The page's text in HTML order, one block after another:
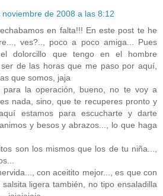
noviembre de 2008 a las 8:12
en falta!!! En este post te he
ves?.., poco a poco amiga... Pues
dolorcillo que tengo en el hombre
de las horas que me paso por aquí,
que somos, jaja
para la operación, bueno, no te voy a
nada, sino, que te recuperes pronto y
estamos para escucharte y darte
y besos y abrazos..., lo que haga
son los mismos que los de tu niña...,
con aceitito mejor..., es que con
ligera también, no tipo ensaladilla